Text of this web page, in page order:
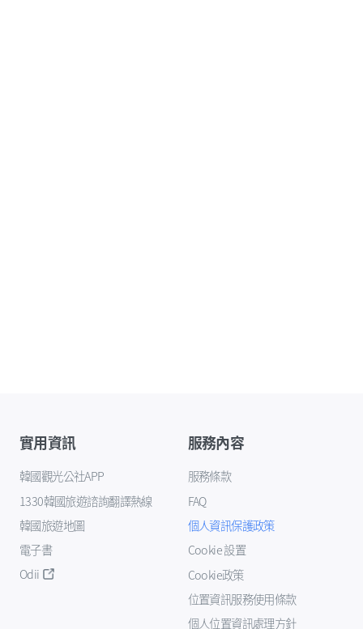
實用資訊
韓國觀光公社APP
1330韓國旅遊諮詢翻譯熱線
韓國旅遊地圖
電子書
Odii
服務內容
服務條款
FAQ
個人資訊保護政策
Cookie 設置
Cookie政策
位置資訊服務使用條款
個人位置資訊處理方針